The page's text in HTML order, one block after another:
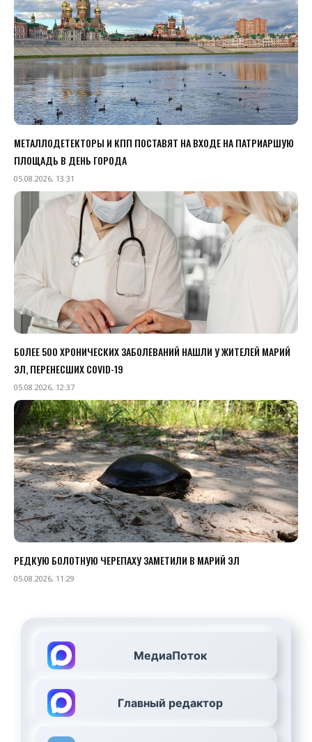
МЕТАЛЛОДЕТЕКТОРЫ И КПП ПОСТАВЯТ НА ВХОДЕ НА ПАТРИАРШУЮ
ПЛОЩАДЬ В ДЕНЬ ГОРОДА
05.08.2026, 13:31
БОЛЕЕ 500 ХРОНИЧЕСКИХ ЗАБОЛЕВАНИЙ НАШЛИ У ЖИТЕЛЕЙ МАРИЙ
ЭЛ, ПЕРЕНЕСШИХ COVID-19
05.08.2026, 12:37
РЕДКУЮ БОЛОТНУЮ ЧЕРЕПАХУ ЗАМЕТИЛИ В МАРИЙ ЭЛ
05.08.2026, 11:29
МедиаПоток
Главный редактор